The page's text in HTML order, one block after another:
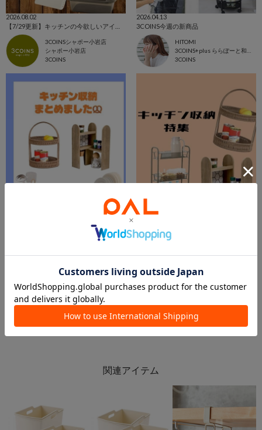
2026.08.02
3COINSシャポー小岩店
シャポー小岩店
3COINS
2026.04.13
3COINS今週の新商品
HITOMI
3COINS
新さっぽろサンピアザ店
3COINS
2026.05.03
🥨キッチン収納特集🥨
新さっぽろサンピアザ店
3COINS